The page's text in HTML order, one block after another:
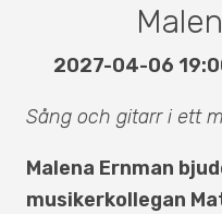
2027-04-06
Sång och gitarr i ett
Malena Ernman
musikerkollegan